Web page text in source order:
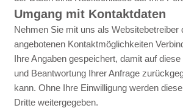
Umgang mit Kontaktdaten
Nehmen Sie mit uns als Websitebetreiber
angebotenen Kontaktmöglichkeiten
Ihre Angaben gespeichert, damit auf
und Beantwortung Ihrer Anfrage
kann. Ohne Ihre Einwilligung werden
Dritte weitergegeben.